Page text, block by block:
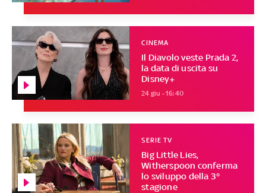
Il Diavolo veste Prada 2,
la data di uscita su
Disney+
CINEMA
24 giu - 16:40
Big Little Lies,
Witherspoon conferma
lo sviluppo della 3°
stagione
SERIE TV